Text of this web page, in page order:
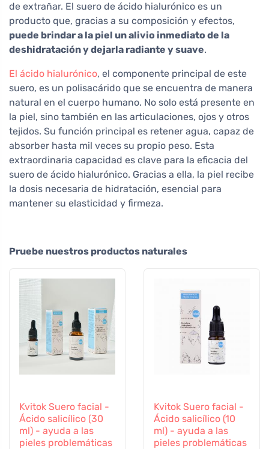
de extrañar. El suero de ácido hialurónico es un
producto que, gracias a su composición y efectos,
puede brindar a la piel un alivio inmediato de la
deshidratación y dejarla radiante y suave.
El ácido hialurónico, el componente principal de este
suero, es un polisacárido que se encuentra de manera
natural en el cuerpo humano. No solo está presente en
la piel, sino también en las articulaciones, ojos y otros
tejidos. Su función principal es retener agua, capaz de
absorber hasta mil veces su propio peso. Esta
extraordinaria capacidad es clave para la eficacia del
suero de ácido hialurónico. Gracias a ella, la piel recibe
la dosis necesaria de hidratación, esencial para
mantener su elasticidad y firmeza.
Pruebe nuestros productos naturales
Kvitok Suero facial -
Ácido salicílico (30
ml) - ayuda a las
pieles problemáticas
Kvitok Suero facial -
Ácido salicílico (10
ml) - ayuda a las
pieles problemáticas